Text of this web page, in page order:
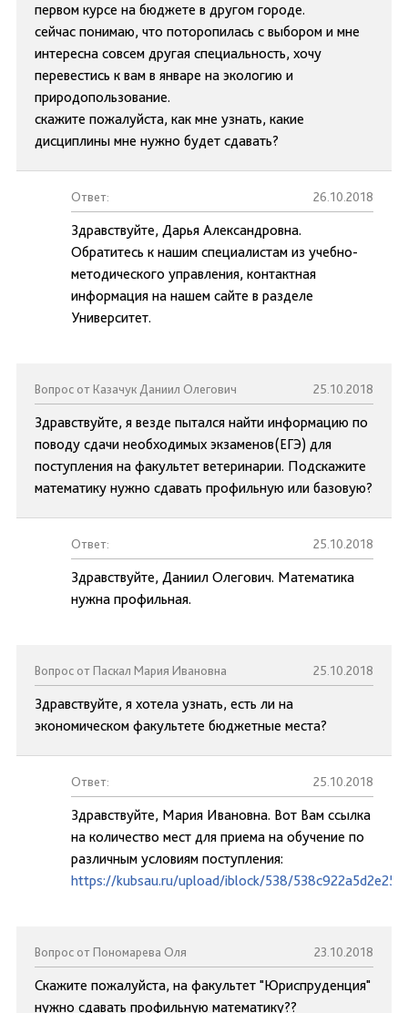
первом курсе на бюджете в другом городе.
сейчас понимаю, что поторопилась с выбором и мне
интересна совсем другая специальность, хочу
перевестись к вам в январе на экологию и
природопользование.
скажите пожалуйста, как мне узнать, какие
дисциплины мне нужно будет сдавать?
Ответ: 26.10.2018
Здравствуйте, Дарья Александровна.
Обратитесь к нашим специалистам из учебно-
методического управления, контактная
информация на нашем сайте в разделе
Университет.
Вопрос от Казачук Даниил Олегович 25.10.2018
Здравствуйте, я везде пытался найти информацию по
поводу сдачи необходимых экзаменов(ЕГЭ) для
поступления на факультет ветеринарии. Подскажите
математику нужно сдавать профильную или базовую?
Ответ: 25.10.2018
Здравствуйте, Даниил Олегович. Математика
нужна профильная.
Вопрос от Паскал Мария Ивановна 25.10.2018
Здравствуйте, я хотела узнать, есть ли на
экономическом факультете бюджетные места?
Ответ: 25.10.2018
Здравствуйте, Мария Ивановна. Вот Вам ссылка
на количество мест для приема на обучение по
различным условиям поступления:
https://kubsau.ru/upload/iblock/538/
Вопрос от Пономарева Оля 23.10.2018
Скажите пожалуйста, на факультет "Юриспруденция"
нужно сдавать профильную математику??